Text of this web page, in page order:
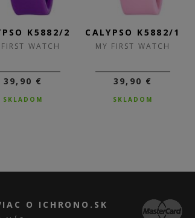
K5882/2
WATCH
39,90 €
SKLADOM
CALYPSO K5882/1
MY FIRST WATCH
39,90 €
SKLADOM
O ICHRONO.SK